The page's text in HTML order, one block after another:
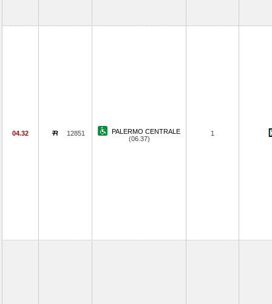
04.32 12851
PALERMO CENTRALE
(06.37)
1